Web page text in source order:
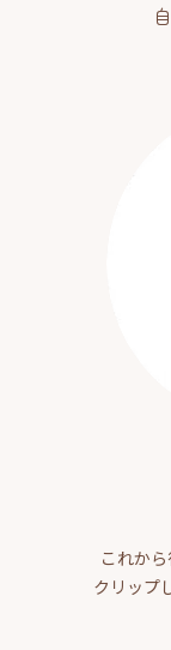
これか
クリップ